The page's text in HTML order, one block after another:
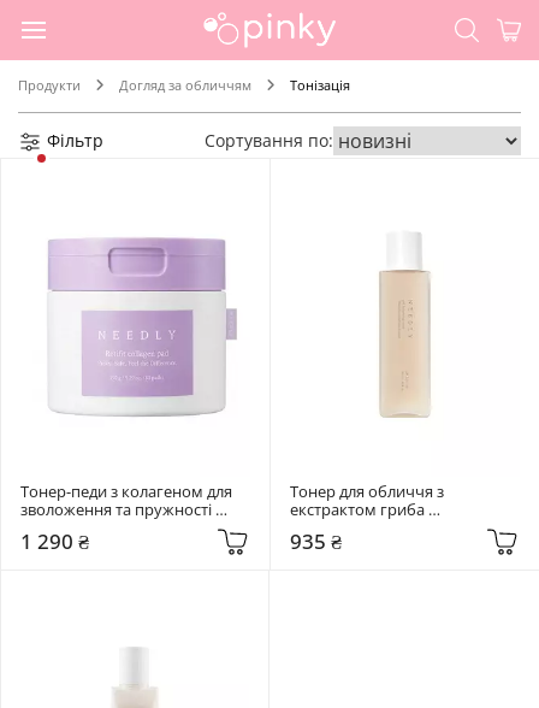
Продукти Догляд за обличчям Тонізація
Фільтр Сортування по:
Тонер-педи з колагеном для
зволоження та пружності
Needly 80 шт Retifit Collagen
Pad
1 290 ₴
Тонер для обличчя з
екстрактом гриба
Альбатрелус Needly 145 мл pH
balancing toner
935 ₴